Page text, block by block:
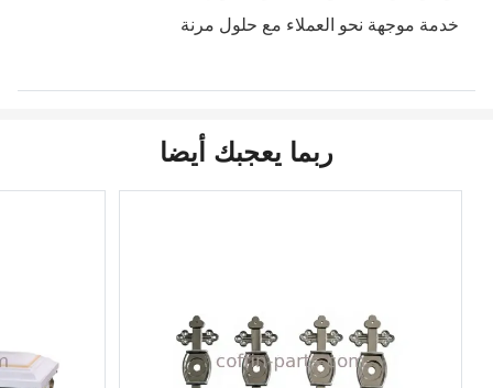
خدمة موجهة نحو العملاء مع حلول مرنة
ربما يعجبك أيضا